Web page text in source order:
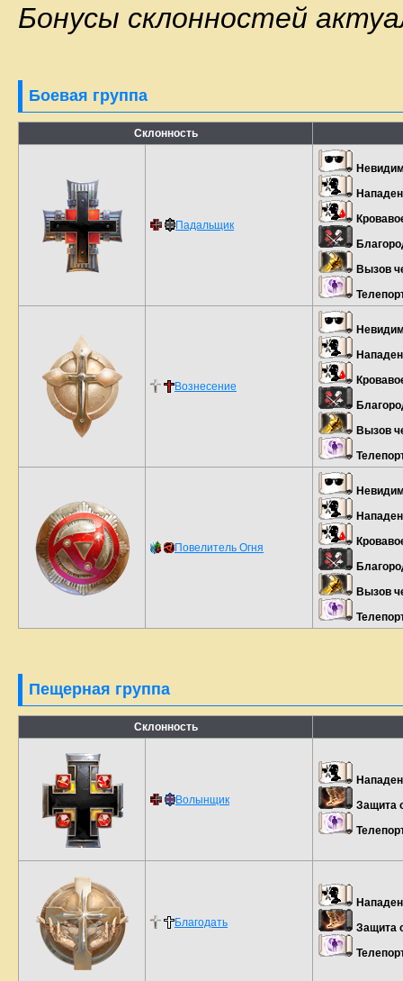
Бонусы склонностей
Боевая группа
Склонность
Падальщик
Вызов
Вознесение
Вызов
Повелитель Огня
Вызов
Пещерная группа
Склонность
Волынщик
Защита
Благодать
Защита